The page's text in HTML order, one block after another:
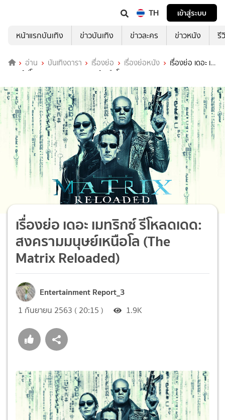
TH
เข้าสู่ระบบ
หน้าแรกบันเทิง
ข่าวบันเทิง ข่าวละคร ข่าวหนัง รี
อ่าน บันเทิงดารา เรื่องย่อ เรื่องย่อหนัง
เรื่องย่อ เดอะ เม
ทริกซ์ รีโหลดเดด: สงครามมนุษย์เหนือโล (The Matrix Reloaded)
เรื่องย่อ เดอะ เมทริกซ์ รีโหลดเดด:
สงครามมนุษย์เหนือโล (The
Matrix Reloaded)
Entertainment Report_3
1 กันยายน 2563 ( 20:15 ) 1.9K